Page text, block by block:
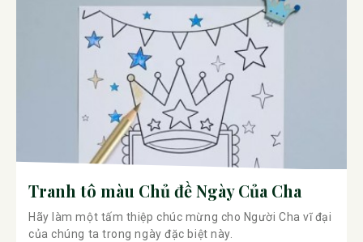
Tranh tô màu Chủ đề Ngày Của Cha
Hãy làm một tấm thiệp chúc mừng cho Người Cha vĩ đại
của chúng ta trong ngày đặc biệt này.